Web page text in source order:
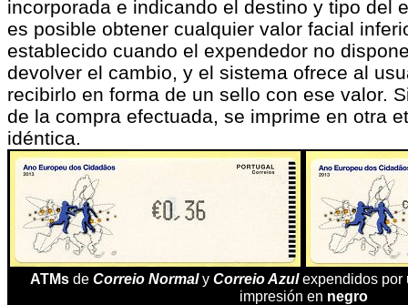
incorporada e indicando el destino y tipo del
es posible obtener cualquier valor facial
establecido cuando el expendedor no
devolver el cambio, y el sistema ofrece al
recibirlo en forma de un sello con ese valor.
de la compra efectuada, se imprime en otra
idéntica.
ATMs de Correio Normal y Correio Azulexpendidos por
impresión en negro